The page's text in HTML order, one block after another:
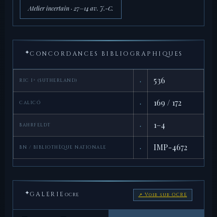
Atelier incertain · 27–14 av. J.-C.
✦CONCORDANCES BIBLIOGRAPHIQUES
RIC I² (SUTHERLAND) · 536
CALICÓ · 169 / 172
BAHRFELDT · 1–4
BN / BIBLIOTHÈQUE NATIONALE · IMP-4672
✦GALERIE OCRE ↗ Voir sur OCRE